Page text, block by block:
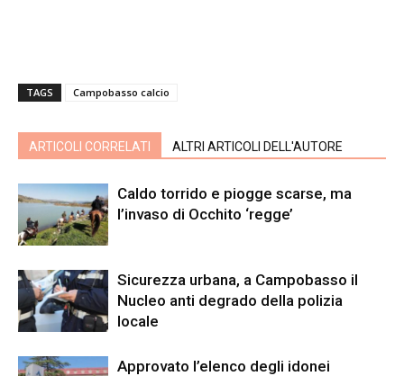
TAGS Campobasso calcio
ARTICOLI CORRELATI ALTRI ARTICOLI DELL'AUTORE
Caldo torrido e piogge scarse, ma
l’invaso di Occhito ‘regge’
Sicurezza urbana, a Campobasso il
Nucleo anti degrado della polizia
locale
Approvato l’elenco degli idonei